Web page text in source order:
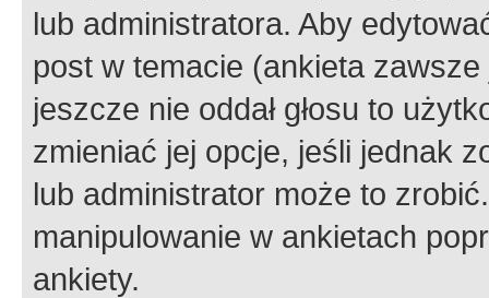
lub administratora. Aby
post w temacie (ankieta
jeszcze nie oddał głosu to
zmieniać jej opcje, jeśli jednak
lub administrator może to
manipulowanie w ankietach
ankiety.